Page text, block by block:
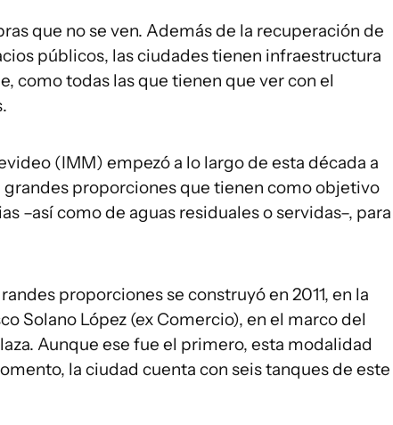
que no se ven. Además de la recuperación de
públicos, las ciudades tienen infraestructura
como todas las que tienen que ver con el
(IMM) empezó a lo largo de esta década a
proporciones que tienen como objetivo
–así como de aguas residuales o servidas–, para
proporciones se construyó en 2011, en la
Solano López (ex Comercio), en el marco del
Aunque ese fue el primero, esta modalidad
la ciudad cuenta con seis tanques de este